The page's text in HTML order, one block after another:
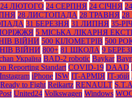
24 ЛЮТОГО 24 СЕРПНЯ 24 СІЧНЯ
28 ЛИСТОПАДА 28 ТРАВНЯ
31 БЕРЕЗНЯ 31 ЛИПНЯ 35-
5 МІСЬКА ЛІКАРНЯ
ВІЙНИ 500 КІЛОМЕТРІВ 500
ВІЙНИ 800+ 81 ШКОЛА 9
Україна BAD-2 robotic Baykar
Reporting Standart COVID-19 DAAD
Instagram iPhone ISW IT-АРМІЯ IT-збій
Ready to Fight Reikartz RENAULT
United24 Volkswagen Windows